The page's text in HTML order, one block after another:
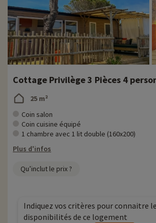
Cottage Privilège 3 Pièces 4
25 m²
Coin salon
Coin cuisine équipé
1 chambre avec 1 lit double (160x200)
Plus d'infos
Qu’inclut le prix ?
Indiquez vos critères pour connaitre
disponibilités de ce logement